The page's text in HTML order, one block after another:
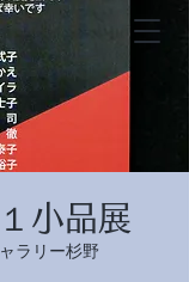
小品展
ラリー杉野